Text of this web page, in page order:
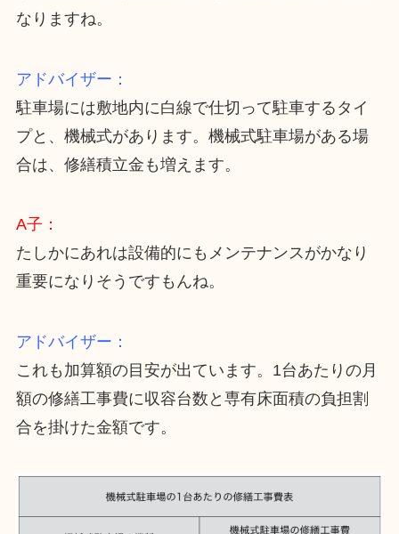
なりますね。
アドバイザー：
駐車場には敷地内に白線で仕切って駐車するタイ
プと、機械式があります。機械式駐車場がある場
合は、修繕積立金も増えます。
A子：
たしかにあれは設備的にもメンテナンスがかなり
重要になりそうですもんね。
アドバイザー：
これも加算額の目安が出ています。1台あたりの月
額の修繕工事費に収容台数と専有床面積の負担割
合を掛けた金額です。